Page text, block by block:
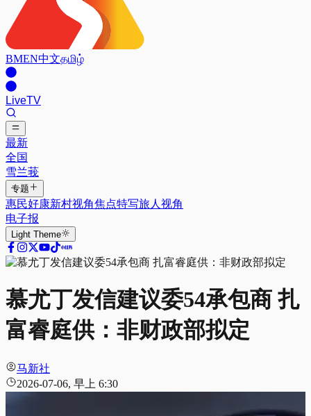
BMEN中文தமிழ்
LiveTV
最新
全国
雪兰莪
专题
惠民好康新村视角焦点特写旅人视角
电子报
Light Theme
慕尤丁发信建议委54承包商 扎
富睿庭供：非财政部拟定
马新社
2026-07-06, 早上 6:30